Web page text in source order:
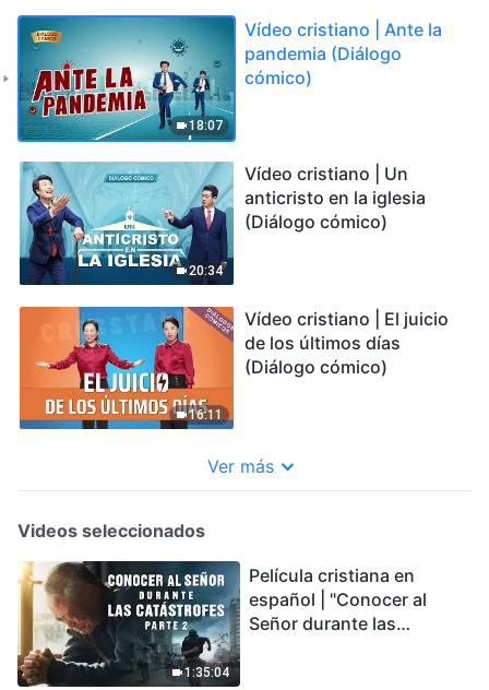
18:07
Vídeo cristiano | Ante la
pandemia (Diálogo
cómico)
20:34
Vídeo cristiano | Un
anticristo en la iglesia
(Diálogo cómico)
16:11
Vídeo cristiano | El juicio
de los últimos días
(Diálogo cómico)
Ver más
Videos seleccionados
1:35:04
Película cristiana en
español | "Conocer al
Señor durante las